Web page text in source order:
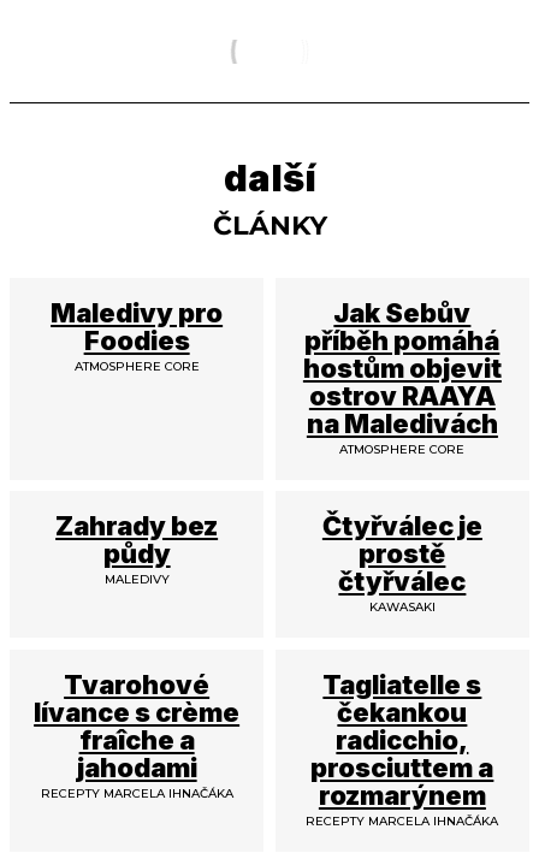
další
ČLÁNKY
Maledivy pro
Foodies
ATMOSPHERE CORE
Jak Sebův
příběh pomáhá
hostům objevit
ostrov RAAYA
na Maledivách
ATMOSPHERE CORE
Zahrady bez
půdy
MALEDIVY
Čtyřválec je
prostě
čtyřválec
KAWASAKI
Tvarohové
lívance s crème
fraîche a
jahodami
RECEPTY MARCELA IHNAČÁKA
Tagliatelle s
čekankou
radicchio,
prosciuttem a
rozmarýnem
RECEPTY MARCELA IHNAČÁKA